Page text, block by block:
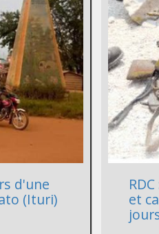
d'une
(Ituri)
et